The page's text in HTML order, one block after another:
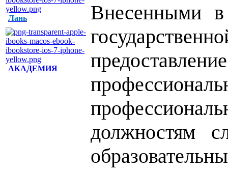
Лань
АКАДЕМИЯ
Внесенными в
должностям